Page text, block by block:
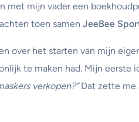
met mijn vader een
toen samen JeeBee
over het starten van mijn
te maken had. Mijn eerste
verkopen?”Dat zette me